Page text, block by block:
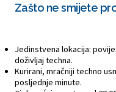
Zašto ne smijete
Jedinstvena lokacija:
doživljaj techna.
Kurirani, mračniji techno
posljednje minute.